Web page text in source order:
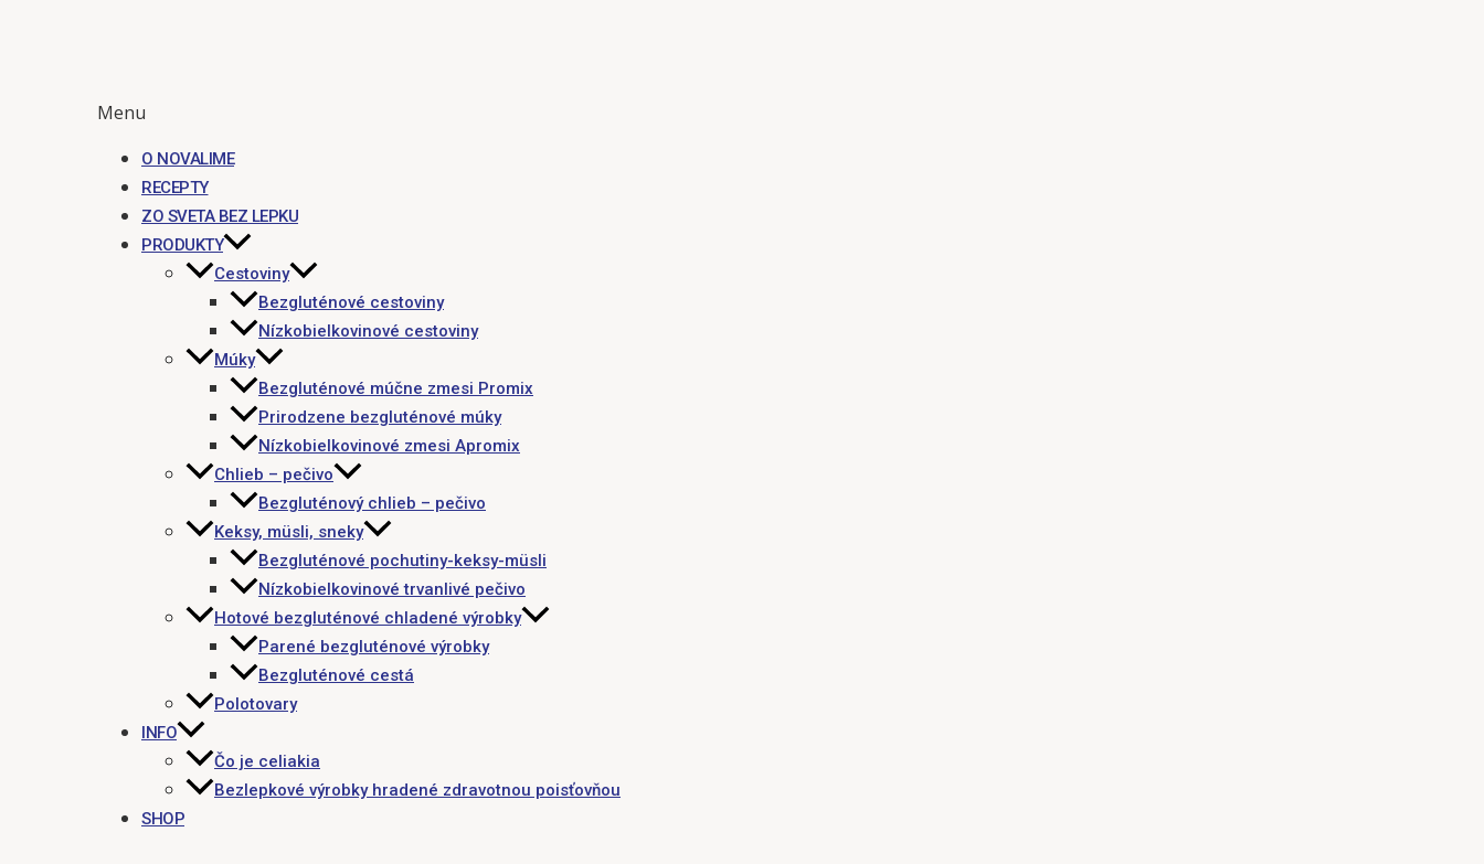
Menu
O NOVALIME
RECEPTY
ZO SVETA BEZ LEPKU
PRODUKTY
Cestoviny
Bezgluténové cestoviny
Nízkobielkovinové cestoviny
Múky
Bezgluténové múčne zmesi Promix
Prirodzene bezgluténové múky
Nízkobielkovinové zmesi Apromix
Chlieb – pečivo
Bezgluténový chlieb – pečivo
Keksy, müsli, sneky
Bezgluténové pochutiny-keksy-müsli
Nízkobielkovinové trvanlivé pečivo
Hotové bezgluténové chladené výrobky
Parené bezgluténové výrobky
Bezgluténové cestá
Polotovary
INFO
Čo je celiakia
Bezlepkové výrobky hradené zdravotnou poisťovňou
SHOP